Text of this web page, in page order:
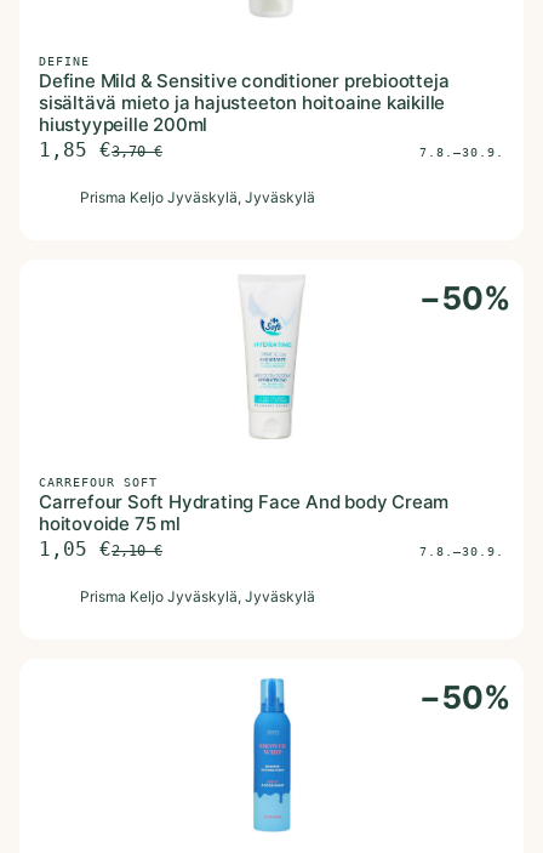
DEFINE
Define Mild & Sensitive conditioner prebiootteja
sisältävä mieto ja hajusteeton hoitoaine kaikille
hiustyypeille 200ml
1,85 €3,70€ 7.8.–30.9.
Prisma Keljo Jyväskylä, Jyväskylä
−50%
CARREFOUR SOFT
Carrefour Soft Hydrating Face And body Cream
hoitovoide 75 ml
1,05 €2,10€ 7.8.–30.9.
Prisma Keljo Jyväskylä, Jyväskylä
−50%